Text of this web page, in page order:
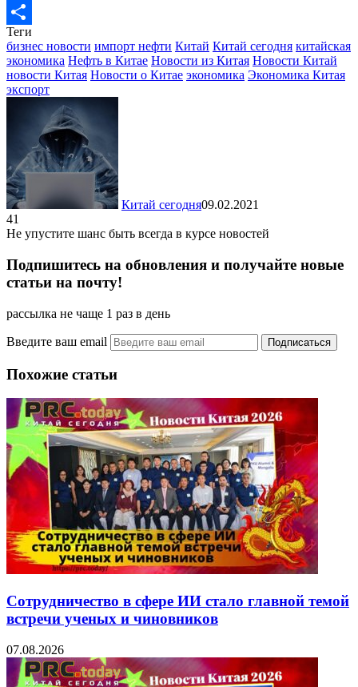
LiveJournal
Отправить
Теги
бизнес новости импорт нефти Китай Китай сегодня китайская
экономика Нефть в Китае Новости из Китая Новости Китай
новости Китая Новости о Китае экономика Экономика Китая
экспорт
Китай сегодня09.02.2021
41
Не упустите шанс быть всегда в курсе новостей
Подпишитесь на обновления и получайте новые
статьи на почту!
рассылка не чаще 1 раз в день
Введите ваш email
Похожие статьи
Сотрудничество в сфере ИИ стало главной темой
встречи ученых и чиновников
07.08.2026